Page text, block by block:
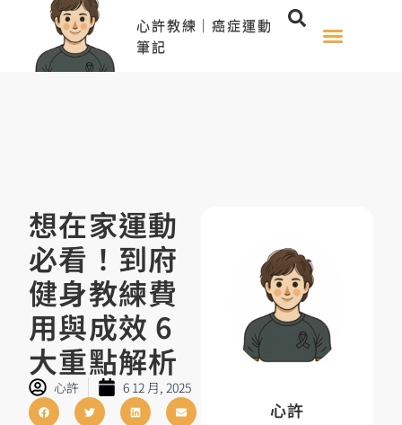
心許教練｜癌症運動
筆記
想在家運動
必看！到府
健身教練費
用與成效 6
大重點解析
心許 6 12 月, 2025
心許